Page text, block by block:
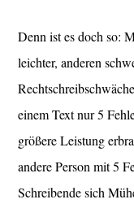
Denn ist es doch so:
leichter, anderen
einem Text nur 5
größere Leistung
andere Person mit 5
Schreibende sich